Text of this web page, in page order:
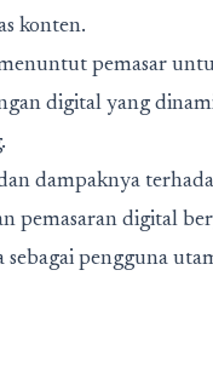
konten.
pemasar
digital yang
dampaknya
pemasaran digital
pengguna